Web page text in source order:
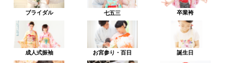
ブライダル 七五三 卒業袴
成人式振袖 お宮参り・百日 誕生日